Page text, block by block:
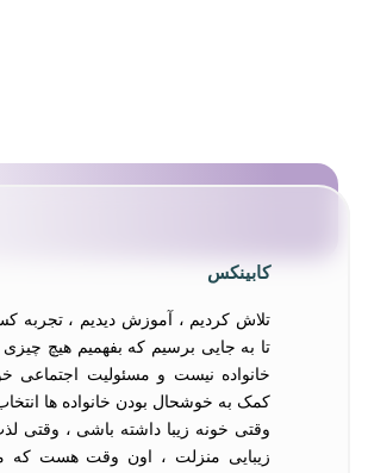
کابینکس
تلاش کردیم ، آموزش دیدیم ، تجربه
تا به جایی برسیم که بفهمیم هیچ چیزی
خانواده نیست و مسئولیت اجتماعی
کمک به خوشحال بودن خانواده ها
وقتی خونه زیبا داشته باشی ، وقتی
زیبایی منزلت ، اون وقت هست که